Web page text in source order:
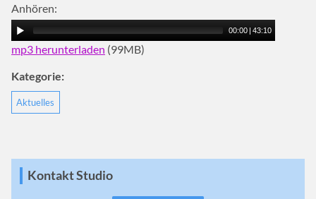
Anhören:
00:00 | 43:10
mp3 herunterladen (99MB)
Kategorie:
Aktuelles
Kontakt Studio